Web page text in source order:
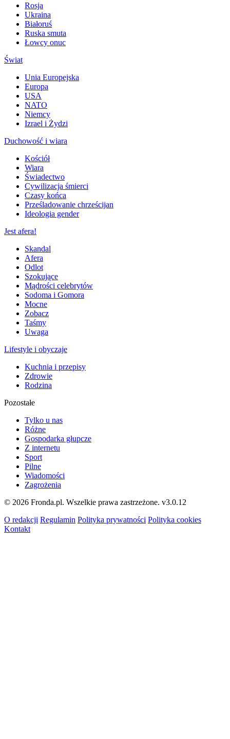
Rosja
Ukraina
Białoruś
Ruska smuta
Łowcy onuc
Świat
Unia Europejska
Europa
USA
NATO
Niemcy
Izrael i Żydzi
Duchowość i wiara
Kościół
Wiara
Świadectwo
Cywilizacja śmierci
Czasy końca
Prześladowanie chrześcijan
Ideologia gender
Jest afera!
Skandal
Afera
Odlot
Szokujące
Mądrości celebrytów
Sodoma i Gomora
Mocne
Zobacz
Taśmy
Uwaga
Lifestyle i obyczaje
Kuchnia i przepisy
Zdrowie
Rodzina
Pozostałe
Tylko u nas
Różne
Gospodarka głupcze
Z internetu
Sport
Pilne
Wiadomości
Zagrożenia
© 2026 Fronda.pl. Wszelkie prawa zastrzeżone. v3.0.12
O redakcji Regulamin Polityka prywatności Polityka cookies
Kontakt